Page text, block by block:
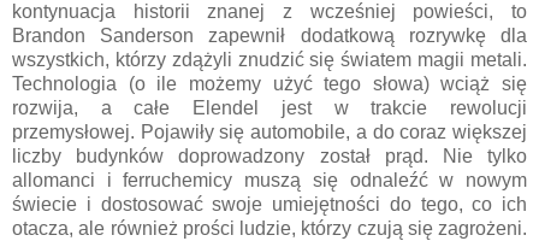
kontynuacja historii znanej z wcześniej powieści, to
Brandon Sanderson zapewnił dodatkową rozrywkę dla
wszystkich, którzy zdążyli znudzić się światem magii metali.
Technologia (o ile możemy użyć tego słowa) wciąż się
rozwija, a całe Elendel jest w trakcie rewolucji
przemysłowej. Pojawiły się automobile, a do coraz większej
liczby budynków doprowadzony został prąd. Nie tylko
allomanci i ferruchemicy muszą się odnaleźć w nowym
świecie i dostosować swoje umiejętności do tego, co ich
otacza, ale również prości ludzie, którzy czują się zagrożeni.